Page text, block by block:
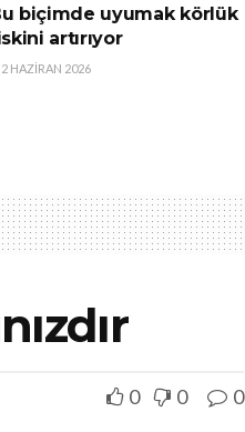
biçimde uyumak körlük
artırıyor
HAZIRAN 2026
0 0 0